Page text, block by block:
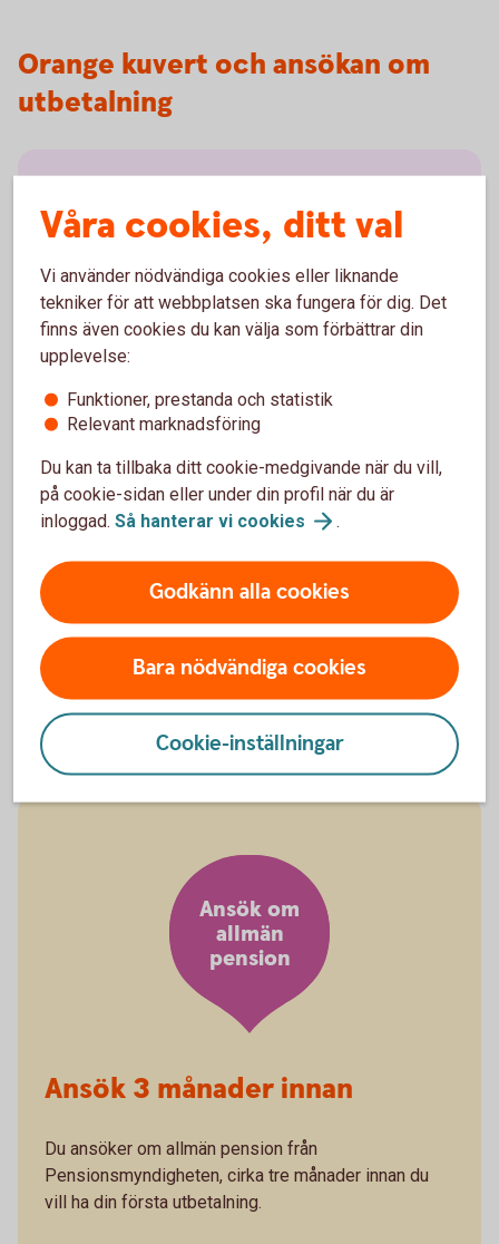
Orange kuvert och ansökan om
utbetalning
Orange kuvert
Årsbesked i orange kuvert
Varje år skickar Pensionsmyndigheten ut det orange
kuvertet till dig. Det säger hur mycket du kan
förvänta dig att få i allmän pension och visar hur
mycket du hittills har tjänat ihop från staten.
Orange kuvert(pensionsmyndigheten.se)
Orange kuvert – så förstår du
Ansök om
allmän
pension
Ansök 3 månader innan
Du ansöker om allmän pension från
Pensionsmyndigheten, cirka tre månader innan du
vill ha din första utbetalning.
Våra cookies, ditt val
Vi använder nödvändiga cookies eller liknande
tekniker för att webbplatsen ska fungera för dig. Det
finns även cookies du kan välja som förbättrar din
upplevelse:
Funktioner, prestanda och statistik
Relevant marknadsföring
Du kan ta tillbaka ditt cookie-medgivande när du vill,
på cookie-sidan eller under din profil när du är
inloggad. Så hanterar vi cookies .
Godkänn alla cookies
Bara nödvändiga cookies
Cookie-inställningar